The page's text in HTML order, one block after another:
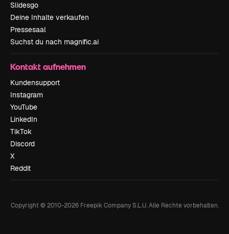
Slidesgo
Deine Inhalte verkaufen
Pressesaal
Suchst du nach magnific.ai
Kontakt aufnehmen
Kundensupport
Instagram
YouTube
LinkedIn
TikTok
Discord
X
Reddit
Copyright © 2010-2026Freepik Company S.L.U. Alle Rechte vorbehalten.